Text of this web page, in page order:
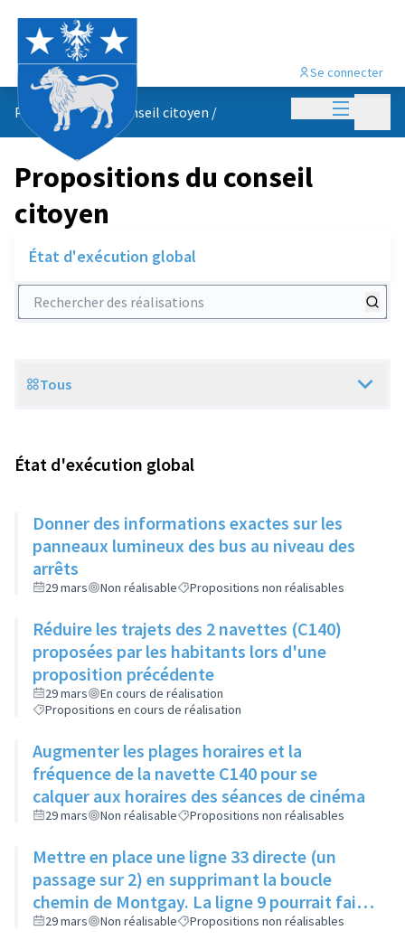
Menu
Se connecter
Propositions du conseil citoyen /
Propositions du conseil
citoyen
État d'exécution global
Rechercher des réalisations
Scope
Tous
État d'exécution global
Donner des informations exactes sur les
panneaux lumineux des bus au niveau des
arrêts
29 mars Non réalisable Propositions non réalisables
Réduire les trajets des 2 navettes (C140)
proposées par les habitants lors d'une
proposition précédente
29 mars
En cours de réalisation
Propositions en cours de réalisation
Augmenter les plages horaires et la
fréquence de la navette C140 pour se
calquer aux horaires des séances de cinéma
29 mars Non réalisable Propositions non réalisables
Mettre en place une ligne 33 directe (un
passage sur 2) en supprimant la boucle
chemin de Montgay. La ligne 9 pourrait faire
cette boucle une fois sur 2 en
29 mars Non réalisable Propositions non réalisables